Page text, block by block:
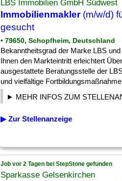
LBS Immobilien GmbH Südwest
Immobilienmakler(m/w/d)
gesucht
• 79650, Schopfheim, Deutschland
Bekanntheitsgrad der Marke LBS
Ihnen den Markteintritt erleichtert
ausgestattete Beratungsstelle der
und vielfältige
MEHR INFOS ZUM
▶ Zur Stellenanzeige
Job vor 2 Tagen bei StepStone gefunden
Sparkasse Gelsenkirchen